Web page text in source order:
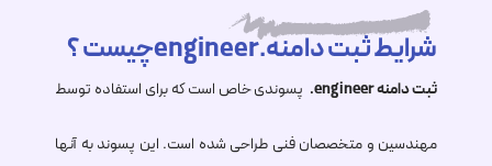
شرایط ثبت دامنه.engineerچیست ؟
ثبت دامنه.engineer پسوندی خاص است که برای استفاده توسط
مهندسین و متخصصان فنی طراحی شده است. این پسوند به آنها